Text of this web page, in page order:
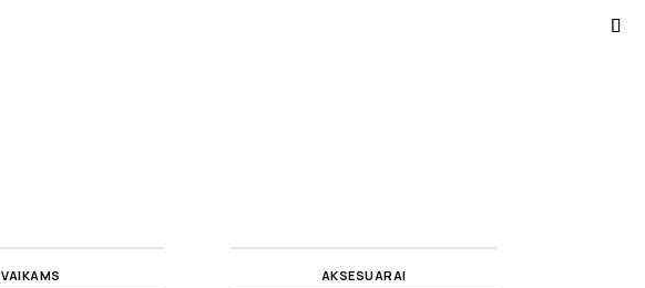
VAIKAMS AKSESUARAI